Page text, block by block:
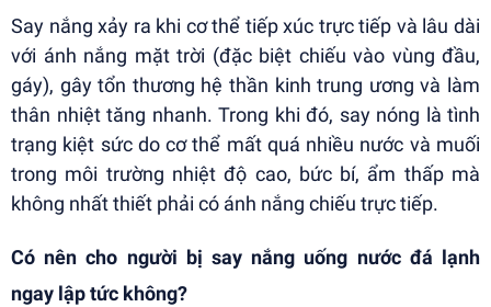
Say nắng xảy ra khi cơ thể tiếp xúc trực tiếp và lâu dài
với ánh nắng mặt trời (đặc biệt chiếu vào vùng đầu,
gáy), gây tổn thương hệ thần kinh trung ương và làm
thân nhiệt tăng nhanh. Trong khi đó, say nóng là tình
trạng kiệt sức do cơ thể mất quá nhiều nước và muối
trong môi trường nhiệt độ cao, bức bí, ẩm thấp mà
không nhất thiết phải có ánh nắng chiếu trực tiếp.
Có nên cho người bị say nắng uống nước đá lạnh
ngay lập tức không?